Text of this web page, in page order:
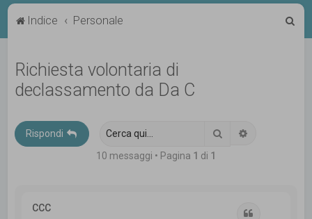
Indice Personale
Richiesta volontaria di
declassamento da Da C
Rispondi Cerca
10 messaggi • Pagina 1 di 1
CCC